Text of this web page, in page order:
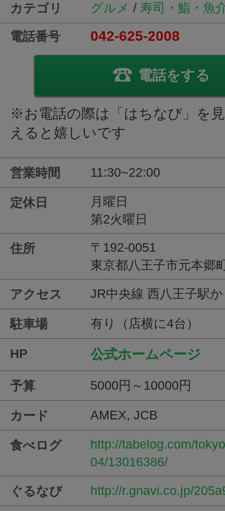
カテゴリ グルメ / 寿司・鮨・魚
電話番号 042-625-2008
電話をする
※お電話の際は「はちなび」を
えると嬉しいです
営業時間 11:30~22:00
定休日
月曜日
第2火曜日
住所
〒192-0051
東京都八王子市元本郷
アクセス JR中央線 西八王子駅
駐車場 有り（店横に4台）
HP 公式ホームページ
予算 5000円～10000円
カード AMEX, JCB
食べログ
http://tabelog.com/
04/13016386/
ぐるなび http://r.gnavi.co.jp/